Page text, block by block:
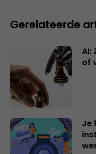
Gerelateerde
AI:
of
Je